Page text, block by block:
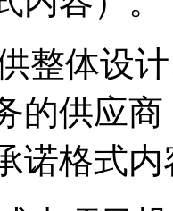
整体设
的供应
诺格式